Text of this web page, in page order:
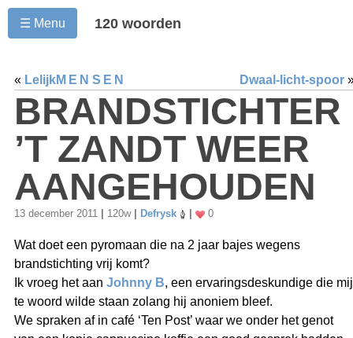
☰ Menu 120 woorden
« Lelijk Dwaal-licht-spoor
MENSEN
BRANDSTICHTER
’T ZANDT WEER
AANGEHOUDEN
13 december 2011 120w Defrysk 0
Wat doet een pyromaan die na 2 jaar bajes wegens
brandstichting vrij komt?
Ik vroeg het aan Johnny B, een ervaringsdeskundige die mij
te woord wilde staan zolang hij anoniem bleef.
We spraken af in café ‘Ten Post’ waar we onder het genot